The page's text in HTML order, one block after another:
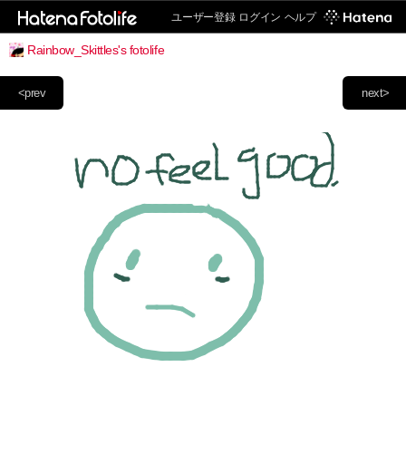
ユーザー登録 ログイン ヘルプ
Rainbow_Skittles's fotolife
next>
<prev